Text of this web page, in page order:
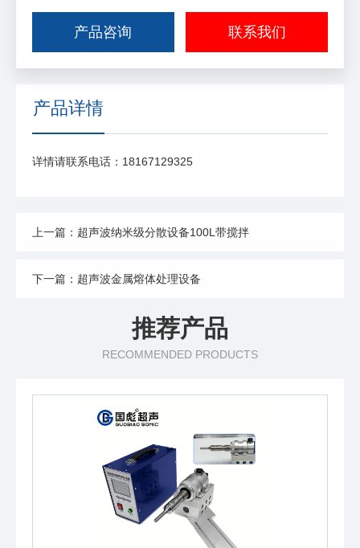
产品咨询 联系我们
产品详情
详情请联系电话：18167129325
上一篇：超声波纳米级分散设备100L带搅拌
下一篇：超声波金属熔体处理设备
推荐产品
RECOMMENDED PRODUCTS